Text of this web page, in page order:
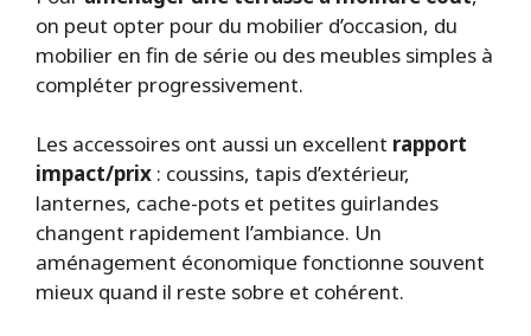
on peut opter pour du mobilier d’occasion, du
mobilier en fin de série ou des meubles simples à
compléter progressivement.
Les accessoires ont aussi un excellent rapport
impact/prix : coussins, tapis d’extérieur,
lanternes, cache-pots et petites guirlandes
changent rapidement l’ambiance. Un
aménagement économique fonctionne souvent
mieux quand il reste sobre et cohérent.